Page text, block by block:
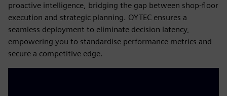
proactive intelligence, bridging the gap between shop-floor
execution and strategic planning. OYTEC ensures a
seamless deployment to eliminate decision latency,
empowering you to standardise performance metrics and
secure a competitive edge.